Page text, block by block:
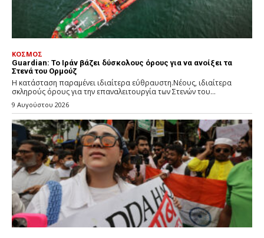
ΚΟΣΜΟΣ
Guardian: Το Ιράν βάζει δύσκολους όρους για να ανοίξει τα
Στενά του Ορμούζ
Η κατάσταση παραμένει ιδιαίτερα εύθραυστη.Νέους, ιδιαίτερα
σκληρούς όρους για την επαναλειτουργία των Στενών του...
9 Αυγούστου 2026